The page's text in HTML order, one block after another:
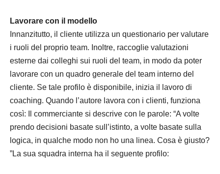
Lavorare con il modello
Innanzitutto, il cliente utilizza un questionario per valutare
i ruoli del proprio team. Inoltre, raccoglie valutazioni
esterne dai colleghi sui ruoli del team, in modo da poter
lavorare con un quadro generale del team interno del
cliente. Se tale profilo è disponibile, inizia il lavoro di
coaching. Quando l’autore lavora con i clienti, funziona
così: Il commerciante si descrive con le parole: “A volte
prendo decisioni basate sull’istinto, a volte basate sulla
logica, in qualche modo non ho una linea. Cosa è giusto?
”La sua squadra interna ha il seguente profilo: